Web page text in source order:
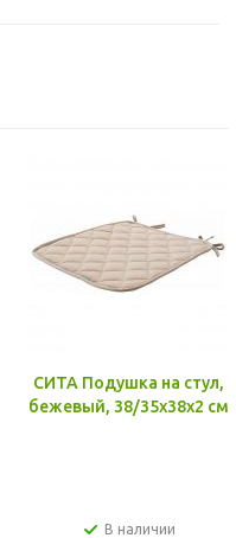
СИТА Подушка на стул,
бежевый, 38/35x38x2 см
В наличии